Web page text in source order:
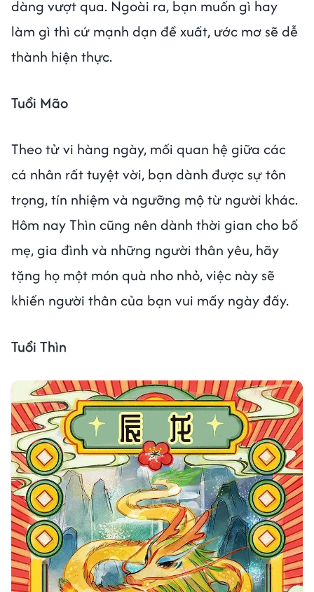
dàng vượt qua. Ngoài ra, bạn muốn gì hay
làm gì thì cứ mạnh dạn đề xuất, ước mơ sẽ dễ
thành hiện thực.
Tuổi Mão
Theo tử vi hàng ngày, mối quan hệ giữa các
cá nhân rất tuyệt vời, bạn dành được sự tôn
trọng, tín nhiệm và ngưỡng mộ từ người khác.
Hôm nay Thìn cũng nên dành thời gian cho bố
mẹ, gia đình và những người thân yêu, hãy
tặng họ một món quà nho nhỏ, việc này sẽ
khiến người thân của bạn vui mấy ngày đấy.
Tuổi Thìn